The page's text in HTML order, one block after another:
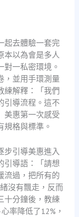
起去體驗一套完
本以為會是多人
一私密環境。
，並用手環測量
練解釋：「我們
引導流程。這不
美惠第一次感受
規格與標準。
步引導美惠進入
引導語：「請想
流過，把所有的
沒有飄走，反而
十分鐘後，教練
率降低了12%，